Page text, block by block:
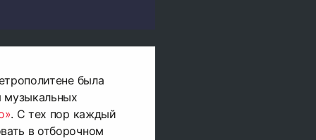
была
музыкальных
. С тех пор каждый
в отборочном